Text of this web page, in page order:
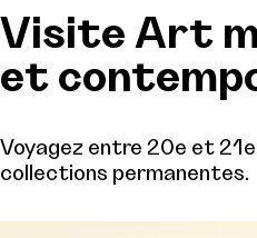
Visite Art
et
Voyagez entre 20e et
collections permanentes.